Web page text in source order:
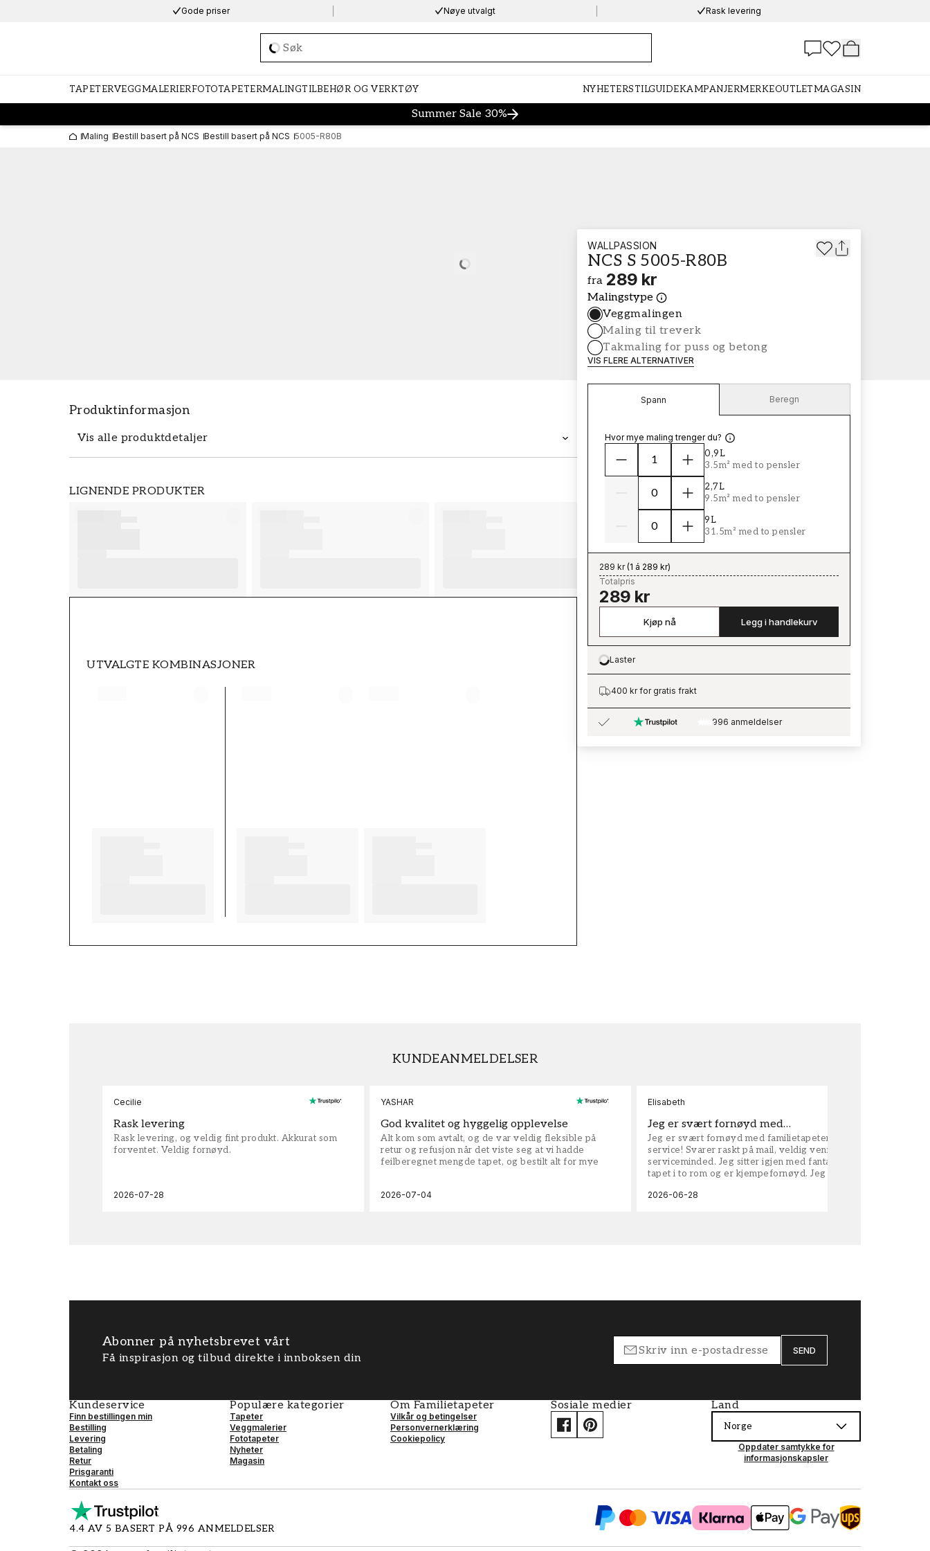
Gode priser Nøye utvalgt Rask levering
Loading…
TAPETERVEGGMALERIERFOTOTAPETERMALINGTILBEHØR OG VERKTØY NYHETERSTILGUIDEKAMPANJERMERKEOUTLETMAGASIN
Summer Sale 30%
Maling Bestill basert på NCS Bestill basert på NCS 5005-R80B
Loading…
Produktinformasjon
Vis alle produktdetaljer
LIGNENDE PRODUKTER
UTVALGTE KOMBINASJONER
WALLPASSION
NCS S 5005-R80B
fra 289 kr
Malingstype
Veggmalingen
Maling til treverk
Takmaling for puss og betong
VIS FLERE ALTERNATIVER
Spann Beregn
Hvor mye maling trenger du?
0,9L
3.5m² med to pensler
2,7L
9.5m² med to pensler
9L
31.5m² med to pensler
289 kr(1 á 289 kr)
Totalpris
289 kr
Kjøp nå Legg i handlekurv
Loading…
Laster
400 kr for gratis frakt
996 anmeldelser
KUNDEANMELDELSER
Cecilie
Rask levering
Rask levering, og veldig fint produkt. Akkurat som
forventet. Veldig fornøyd.
2026-07-28
YASHAR
God kvalitet og hyggelig opplevelse
Alt kom som avtalt, og de var veldig fleksible på
retur og refusjon når det viste seg at vi hadde
feilberegnet mengde tapet, og bestilt alt for mye
2026-07-04
Elisabeth
Jeg er svært fornøyd med…
Jeg er svært fornøyd med familietapeter. Maken til
service! Svarer raskt på mail, veldig vennlige og
serviceminded. Jeg sitter igjen med fantastisk fin
tapet i to rom og er kjempefornøyd. Jeg anbefaler
2026-06-28
Abonner på nyhetsbrevet vårt
Få inspirasjon og tilbud direkte i innboksen din
SEND
Kundeservice
Finn bestillingen min
Bestilling
Levering
Betaling
Retur
Prisgaranti
Kontakt oss
Populære kategorier
Tapeter
Veggmalerier
Fototapeter
Nyheter
Magasin
Om Familietapeter
Vilkår og betingelser
Personvernerklæring
Cookiepolicy
Sosiale medier Land
Norge
Oppdater samtykke for
informasjonskapsler
4.4 AV 5 BASERT PÅ 996 ANMELDELSER